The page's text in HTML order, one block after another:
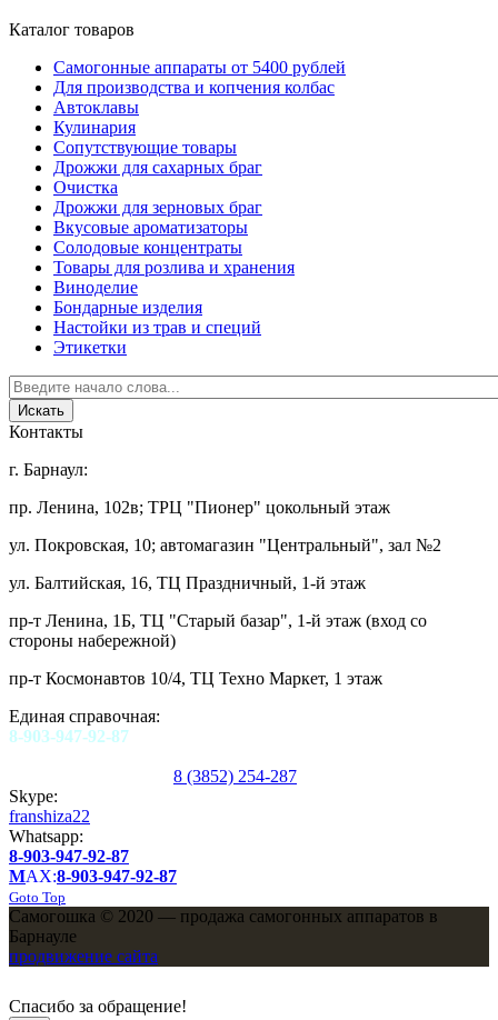
Каталог товаров
Самогонные аппараты от 5400 рублей
Для производства и копчения колбас
Автоклавы
Кулинария
Сопутствующие товары
Дрожжи для сахарных браг
Очистка
Дрожжи для зерновых браг
Вкусовые ароматизаторы
Солодовые концентраты
Товары для розлива и хранения
Виноделие
Бондарные изделия
Настойки из трав и специй
Этикетки
Контакты
г. Барнаул:
пр. Ленина, 102в; ТРЦ "Пионер" цокольный этаж
ул. Покровская, 10; автомагазин "Центральный", зал №2
ул. Балтийская, 16, ТЦ Праздничный, 1-й этаж
пр-т Ленина, 1Б, ТЦ "Старый базар", 1-й этаж (вход со
стороны набережной)
пр-т Космонавтов 10/4, ТЦ Техно Маркет, 1 этаж
Единая справочная:
8-903-947-92-87
8 (3852) 254-287
Skype:
franshiza22
Whatsapp:
8-903-947-92-87
MAX:8-903-947-92-87
Goto Top
Самогошка © 2020 — продажа самогонных аппаратов в
Барнауле
продвижение сайта
Спасибо за обращение!